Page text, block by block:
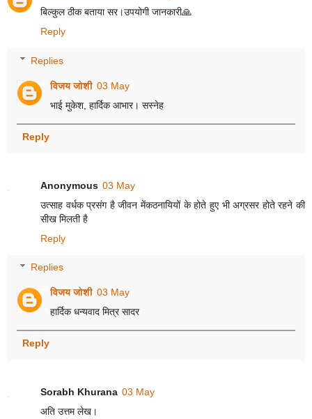
बिल्कुल ठीक बताया सर।उपयोगी जानकारी🙏
Reply
Replies
विजय जोशी 03 May
भाई मुकेश, हार्दिक आभार। सस्नेह
Reply
Anonymous 03 May
उत्साह वर्धक प्रसंग है जीवन मेंकठनायियों के होते हुए भी अग्रसर होते रहने की
सीख मिलती है
Reply
Replies
विजय जोशी 03 May
हार्दिक धन्यवाद मित्र सादर
Reply
Sorabh Khurana 03 May
अति उत्तम लेख।